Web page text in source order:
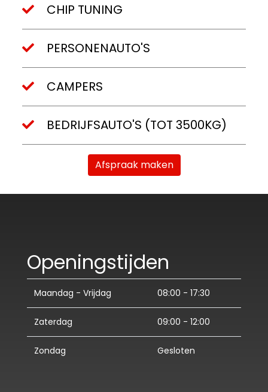
CHIP TUNING
PERSONENAUTO'S
CAMPERS
BEDRIJFSAUTO'S (TOT 3500KG)
Afspraak maken
Openingstijden
Maandag - Vrijdag 08:00 - 17:30
Zaterdag 09:00 - 12:00
Zondag Gesloten